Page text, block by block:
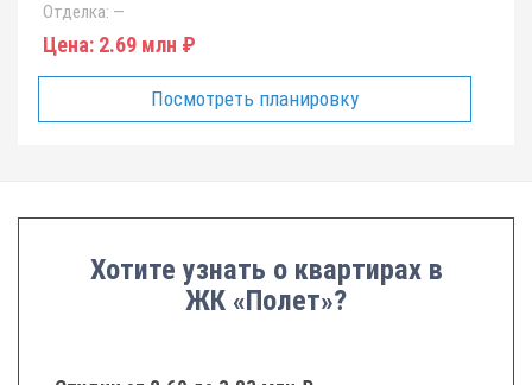
Отделка: —
Цена: 2.69 млн ₽
Посмотреть планировку
Хотите узнать о квартирах в
ЖК «Полет»?